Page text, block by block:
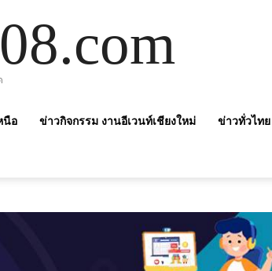
นือ ข่าวกิจกรรม งานอีเวนท์เชียงใหม่ ข่าวทั่วไทย